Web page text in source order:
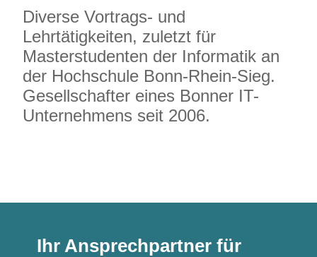
Diverse Vortrags- und
Lehrtätigkeiten, zuletzt für
Masterstudenten der Informatik an
der Hochschule Bonn-Rhein-Sieg.
Gesellschafter eines Bonner IT-
Unternehmens seit 2006.
Ihr Ansprechpartner für